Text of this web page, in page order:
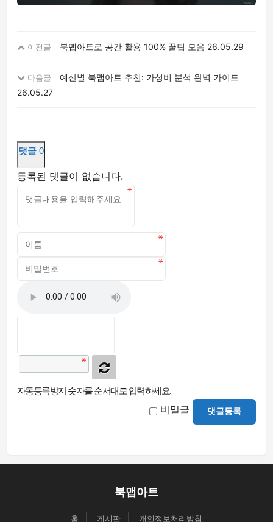
이전글 북맵아트로 공간 활용 100% 꿀팁 모음 26.05.29
다음글
예산별 북맵아트 추천: 가성비 분석 완벽 가이드
26.05.27
댓글 0
등록된 댓글이 없습니다.
자동등록방지 숫자를 순서대로 입력하세요.
비밀글 댓글등록
북맵아트
홈 게시판 개인정보처리방침